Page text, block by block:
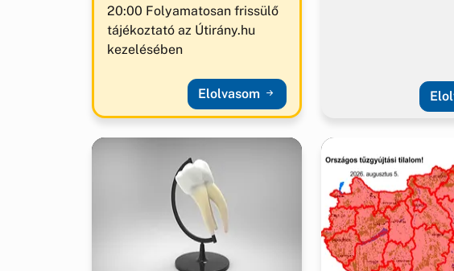
20:00 Folyamatosan frissülő
tájékoztató az Útirány.hu
kezelésében
Elolvasom